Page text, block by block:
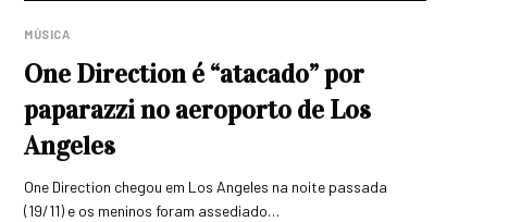
MÚSICA
One Direction é “atacado” por
paparazzi no aeroporto de Los
Angeles
One Direction chegou em Los Angeles na noite passada
(19/11) e os meninos foram assediado…